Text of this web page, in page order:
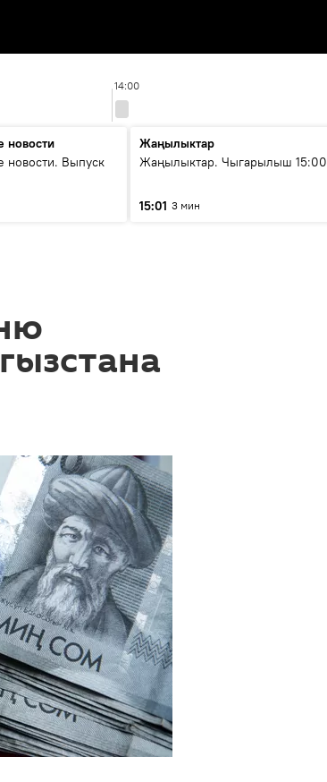
14:00
новости
новости. Выпуск
Жаңылыктар
Жаңылыктар. Чыгарылыш 15:00
15:01 3 мин